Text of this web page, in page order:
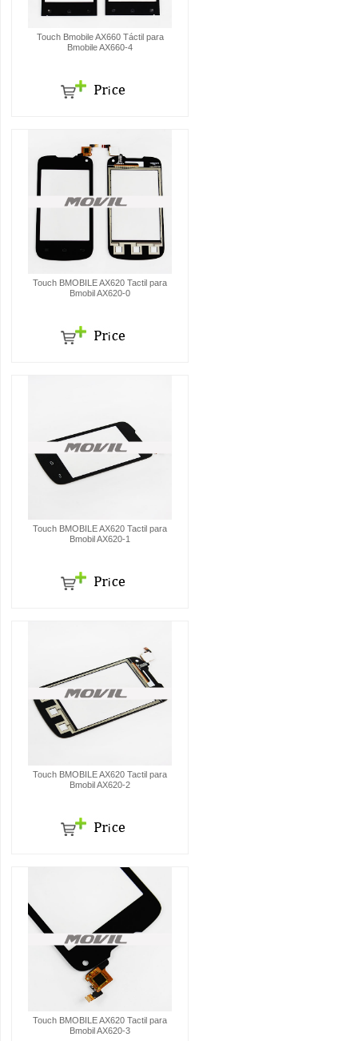
Touch Bmobile AX660 Táctil para
Bmobile AX660-4
Touch BMOBILE AX620 Tactil para
Bmobil AX620-0
Touch BMOBILE AX620 Tactil para
Bmobil AX620-1
Touch BMOBILE AX620 Tactil para
Bmobil AX620-2
Touch BMOBILE AX620 Tactil para
Bmobil AX620-3